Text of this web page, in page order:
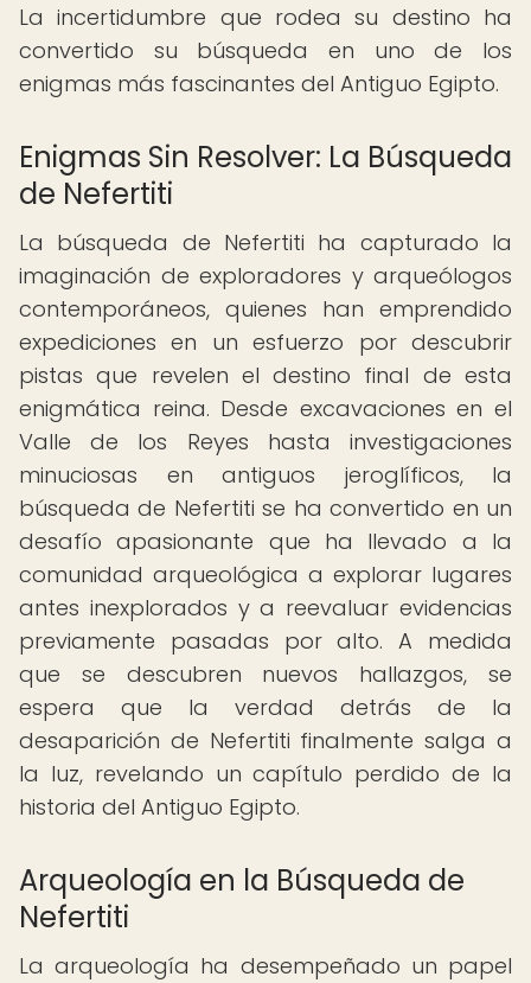
La incertidumbre que rodea su destino ha
convertido su búsqueda en uno de los
enigmas más fascinantes del Antiguo Egipto.
Enigmas Sin Resolver: La Búsqueda
de Nefertiti
La búsqueda de Nefertiti ha capturado la
imaginación de exploradores y arqueólogos
contemporáneos, quienes han emprendido
expediciones en un esfuerzo por descubrir
pistas que revelen el destino final de esta
enigmática reina. Desde excavaciones en el
Valle de los Reyes hasta investigaciones
minuciosas en antiguos jeroglíficos, la
búsqueda de Nefertiti se ha convertido en un
desafío apasionante que ha llevado a la
comunidad arqueológica a explorar lugares
antes inexplorados y a reevaluar evidencias
previamente pasadas por alto. A medida
que se descubren nuevos hallazgos, se
espera que la verdad detrás de la
desaparición de Nefertiti finalmente salga a
la luz, revelando un capítulo perdido de la
historia del Antiguo Egipto.
Arqueología en la Búsqueda de
Nefertiti
La arqueología ha desempeñado un papel